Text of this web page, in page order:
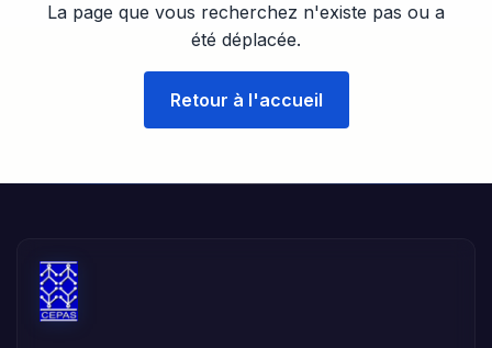
La page que vous recherchez n'existe pas ou a
été déplacée.
Retour à l'accueil